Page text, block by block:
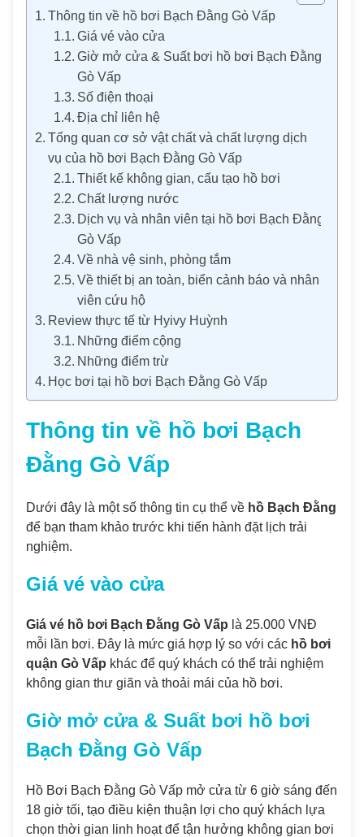
Thông tin về hồ bơi Bạch Đằng Gò Vấp
Giá vé vào cửa
Giờ mở cửa & Suất bơi hồ bơi Bạch Đằng
Gò Vấp
Số điện thoại
Địa chỉ liên hệ
Tổng quan cơ sở vật chất và chất lượng dịch
vụ của hồ bơi Bạch Đằng Gò Vấp
Thiết kế không gian, cấu tạo hồ bơi
Chất lượng nước
Dịch vụ và nhân viên tại hồ bơi Bạch Đằng
Gò Vấp
Về nhà vệ sinh, phòng tắm
Về thiết bị an toàn, biển cảnh báo và nhân
viên cứu hộ
Review thực tế từ Hyivy Huỳnh
Những điểm cộng
Những điểm trừ
Học bơi tại hồ bơi Bạch Đằng Gò Vấp
Thông tin về hồ bơi Bạch
Đằng Gò Vấp
Dưới đây là một số thông tin cụ thể về hồ Bạch Đằng
để bạn tham khảo trước khi tiến hành đặt lịch trải
nghiệm.
Giá vé vào cửa
Giá vé hồ bơi Bạch Đằng Gò Vấp là 25.000 VNĐ
mỗi lần bơi. Đây là mức giá hợp lý so với các hồ bơi
quận Gò Vấp khác để quý khách có thể trải nghiệm
không gian thư giãn và thoải mái của hồ bơi.
Giờ mở cửa & Suất bơi hồ bơi
Bạch Đằng Gò Vấp
Hồ Bơi Bạch Đằng Gò Vấp mở cửa từ 6 giờ sáng đến
18 giờ tối, tạo điều kiện thuận lợi cho quý khách lựa
chọn thời gian linh hoạt để tận hưởng không gian bơi